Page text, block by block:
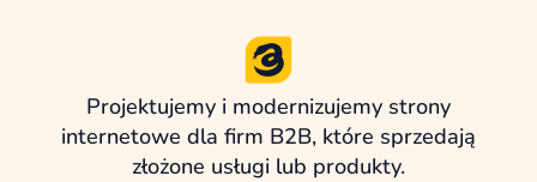
Projektujemy i modernizujemy strony
internetowe dla firm B2B, które sprzedają
złożone usługi lub produkty.